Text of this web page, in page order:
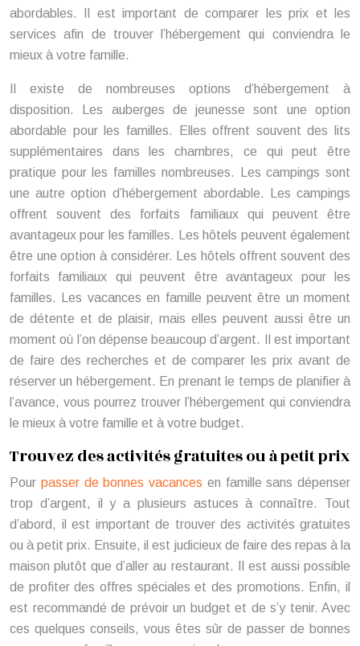
abordables. Il est important de comparer les prix et les
services afin de trouver l’hébergement qui conviendra le
mieux à votre famille.
Il existe de nombreuses options d’hébergement à
disposition. Les auberges de jeunesse sont une option
abordable pour les familles. Elles offrent souvent des lits
supplémentaires dans les chambres, ce qui peut être
pratique pour les familles nombreuses. Les campings sont
une autre option d’hébergement abordable. Les campings
offrent souvent des forfaits familiaux qui peuvent être
avantageux pour les familles. Les hôtels peuvent également
être une option à considérer. Les hôtels offrent souvent des
forfaits familiaux qui peuvent être avantageux pour les
familles. Les vacances en famille peuvent être un moment
de détente et de plaisir, mais elles peuvent aussi être un
moment où l’on dépense beaucoup d’argent. Il est important
de faire des recherches et de comparer les prix avant de
réserver un hébergement. En prenant le temps de planifier à
l’avance, vous pourrez trouver l’hébergement qui conviendra
le mieux à votre famille et à votre budget.
Trouvez des activités gratuites ou à petit prix
Pour passer de bonnes vacances en famille sans dépenser
trop d’argent, il y a plusieurs astuces à connaître. Tout
d’abord, il est important de trouver des activités gratuites
ou à petit prix. Ensuite, il est judicieux de faire des repas à la
maison plutôt que d’aller au restaurant. Il est aussi possible
de profiter des offres spéciales et des promotions. Enfin, il
est recommandé de prévoir un budget et de s’y tenir. Avec
ces quelques conseils, vous êtes sûr de passer de bonnes